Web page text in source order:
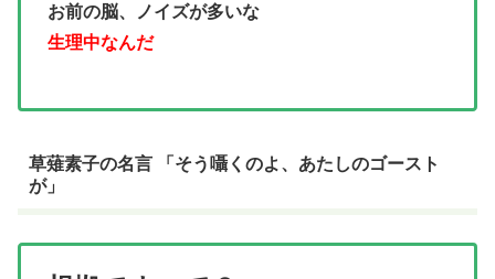
お前の脳、ノイズが多いな
生理中なんだ
草薙素子の名言 「そう囁くのよ、あたしのゴースト
が」